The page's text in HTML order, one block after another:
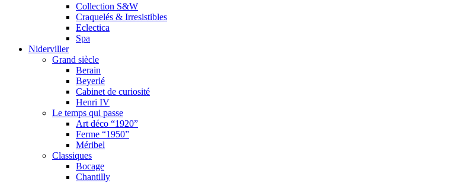
Collection S&W
Craquelés & Irresistibles
Eclectica
Spa
Niderviller
Grand siècle
Berain
Beyerlé
Cabinet de curiosité
Henri IV
Le temps qui passe
Art déco “1920”
Ferme “1950”
Méribel
Classiques
Bocage
Chantilly